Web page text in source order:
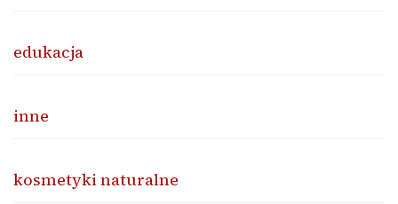
edukacja
inne
kosmetyki naturalne